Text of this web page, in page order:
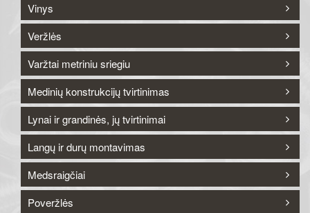
Vinys
Veržlės
Varžtai metriniu sriegiu
Medinių konstrukcijų tvirtinimas
Lynai ir grandinės, jų tvirtinimai
Langų ir durų montavimas
Medsraigčiai
Poveržlės